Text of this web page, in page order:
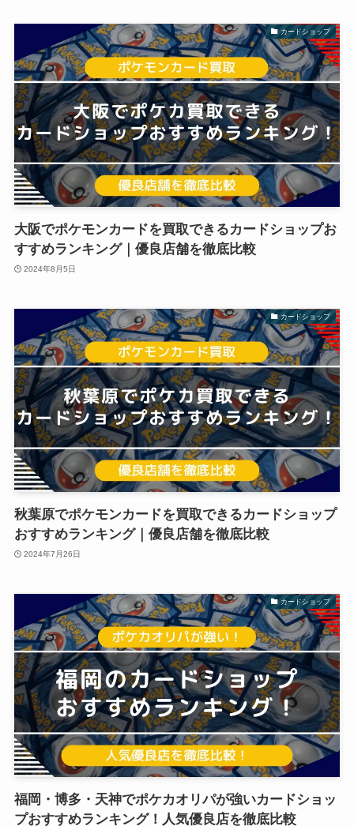
カードショップ
大阪でポケモンカードを買取できるカードショップお
すすめランキング｜優良店舗を徹底比較
2024年8月5日
カードショップ
秋葉原でポケモンカードを買取できるカードショップ
おすすめランキング｜優良店舗を徹底比較
2024年7月26日
カードショップ
福岡・博多・天神でポケカオリパが強いカードショッ
プおすすめランキング！人気優良店を徹底比較